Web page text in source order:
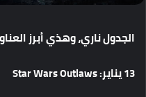
الجدولناري،وهذيأبرز
يناير: Star Wars Outlaws